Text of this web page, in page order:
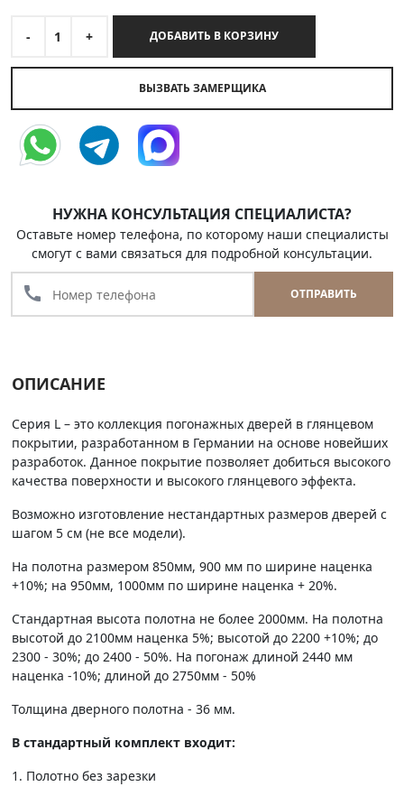
- 1 + ДОБАВИТЬ В КОРЗИНУ
ВЫЗВАТЬ ЗАМЕРЩИКА
НУЖНА КОНСУЛЬТАЦИЯ СПЕЦИАЛИСТА?
Оставьте номер телефона, по которому наши специалисты
смогут с вами связаться для подробной консультации.
call ОТПРАВИТЬ
ОПИСАНИЕ
Серия L – это коллекция погонажных дверей в глянцевом
покрытии, разработанном в Германии на основе новейших
разработок. Данное покрытие позволяет добиться высокого
качества поверхности и высокого глянцевого эффекта.
Возможно изготовление нестандартных размеров дверей с
шагом 5 см (не все модели).
На полотна размером 850мм, 900 мм по ширине наценка
+10%; на 950мм, 1000мм по ширине наценка + 20%.
Стандартная высота полотна не более 2000мм. На полотна
высотой до 2100мм наценка 5%; высотой до 2200 +10%; до
2300 - 30%; до 2400 - 50%. На погонаж длиной 2440 мм
наценка -10%; длиной до 2750мм - 50%
Толщина дверного полотна - 36 мм.
В стандартный комплект входит:
1. Полотно без зарезки